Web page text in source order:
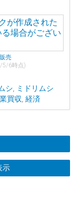
売
5/6時点)
シ, ミドリムシ
買収, 経済
示